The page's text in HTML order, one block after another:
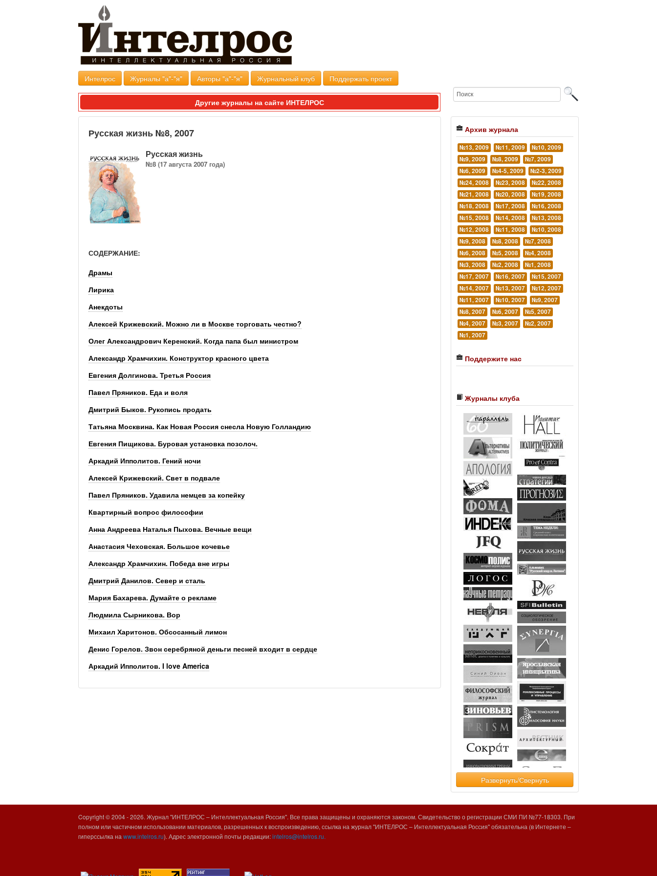
Интелрос Журналы "а"-"я" Авторы "а"-"я" Журнальный клуб Поддержать проект
Другие журналы на сайте ИНТЕЛРОС
Русская жизнь №8, 2007
Русская жизнь
№8 (17 августа 2007 года)
СОДЕРЖАНИЕ:
Драмы
Лирика
Анекдоты
Алексей Крижевский. Можно ли в Москве торговать честно?
Олег Александрович Керенский. Когда папа был министром
Александр Храмчихин. Конструктор красного цвета
Евгения Долгинова. Третья Россия
Павел Пряников. Еда и воля
Дмитрий Быков. Рукопись продать
Татьяна Москвина. Как Новая Россия снесла Новую Голландию
Евгения Пищикова. Буровая установка позолоч.
Аркадий Ипполитов. Гений ночи
Алексей Крижевский. Свет в подвале
Павел Пряников. Удавила немцев за копейку
Квартирный вопрос философии
Анна Андреева Наталья Пыхова. Вечные вещи
Анастасия Чеховская. Большое кочевье
Александр Храмчихин. Победа вне игры
Дмитрий Данилов. Север и сталь
Мария Бахарева. Думайте о рекламе
Людмила Сырникова. Вор
Михаил Харитонов. Обсосанный лимон
Денис Горелов. Звон серебряной деньги песней входит в сердце
Аркадий Ипполитов. I love America
Архив журнала
№13, 2009 №11, 2009
№10, 2009
№9, 2009
№8, 2009
№7, 2009
№6, 2009
№4-5, 2009
№2-3, 2009
№24, 2008
№23, 2008
№22, 2008
№21, 2008
№20, 2008
№19, 2008
№18, 2008
№17, 2008
№16, 2008
№15, 2008
№14, 2008
№13, 2008
№12, 2008
№11, 2008
№10, 2008
№9, 2008
№8, 2008
№7, 2008
№6, 2008
№5, 2008
№4, 2008
№3, 2008
№2, 2008
№1, 2008
№17, 2007
№16, 2007
№15, 2007
№14, 2007
№13, 2007
№12, 2007
№11, 2007
№10, 2007
№9, 2007
№8, 2007
№6, 2007
№5, 2007
№4, 2007
№3, 2007
№2, 2007
№1, 2007
Поддержите нас
Журналы клуба
Развернуть/Свернуть
Copyright © 2004 -2026. Журнал "ИНТЕЛРОС – Интеллектуальная Россия". Все права защищены и охраняются законом. Свидетельство о регистрации СМИ ПИ №77-18303. При
полном или частичном использовании материалов, разрешенных к воспроизведению, ссылка на журнал "ИНТЕЛРОС – Интеллектуальная Россия" обязательна (в Интернете –
гиперссылка на www.intelros.ru). Адрес электронной почты редакции:intelros@intelros.ru.